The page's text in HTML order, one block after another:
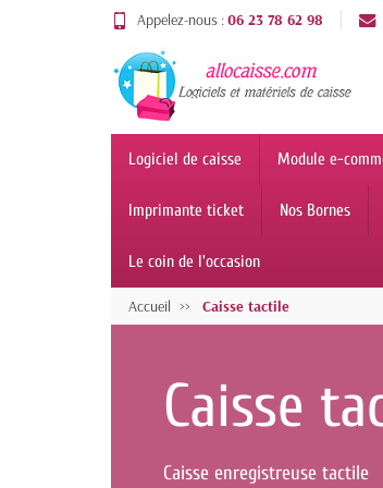
Appelez-nous :06 23 78 62 98
Logiciel de caisse Module e-
Imprimante ticket Nos Bornes
Le coin de l'occasion
Accueil Caisse tactile
Caisse
Caisse enregistreuse tactile